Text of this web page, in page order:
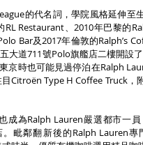
的代名詞，學院風格延伸至
Restaurant、2010年巴黎的
Bar及2017年倫敦的Ralph’s
大道711號Polo旗艦店二樓開設
京時也可能見過停泊在Ralph
Citroën Type H Coffee Truck，
成為Ralph Lauren嚴選都市一
。毗鄰翻新後的Ralph Lauren